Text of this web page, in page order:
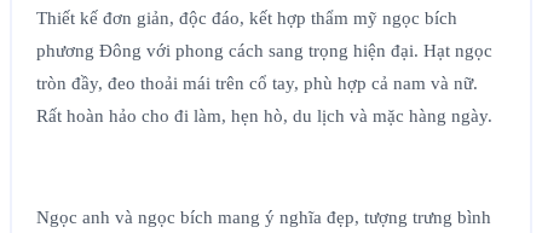
Thiết kế đơn giản, độc đáo, kết hợp thẩm mỹ ngọc bích
phương Đông với phong cách sang trọng hiện đại. Hạt ngọc
tròn đầy, đeo thoải mái trên cổ tay, phù hợp cả nam và nữ.
Rất hoàn hảo cho đi làm, hẹn hò, du lịch và mặc hàng ngày.
Ngọc anh và ngọc bích mang ý nghĩa đẹp, tượng trưng bình